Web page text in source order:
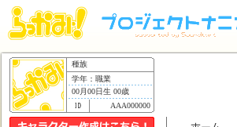
種族
学年：職業
00月00日生 00歳
AAA000000